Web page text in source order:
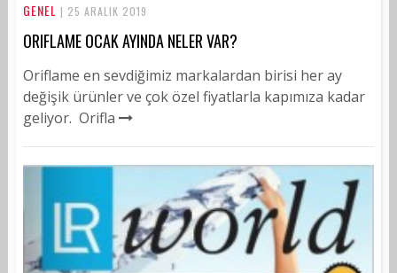
GENEL | 25 ARALIK 2019
ORIFLAME OCAK AYINDA NELER VAR?
Oriflame en sevdiğimiz markalardan birisi her ay
değişik ürünler ve çok özel fiyatlarla kapımıza kadar
geliyor. Orifla